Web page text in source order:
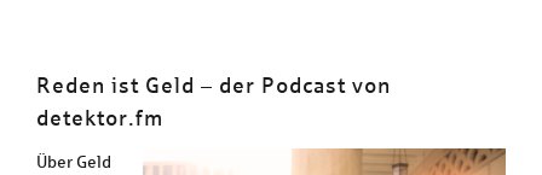
Reden ist Geld – der Podcast von
detektor.fm
Über Geld